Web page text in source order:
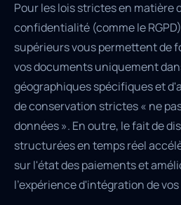
Pour les lois strictes en matière
confidentialité (comme le
supérieurs vous permettent de
vos documents uniquement
géographiques spécifiques et
de conservation strictes « ne
données ». En outre, le fait de
structurées en temps réel
sur l'état des paiements et
l'expérience d'intégration de